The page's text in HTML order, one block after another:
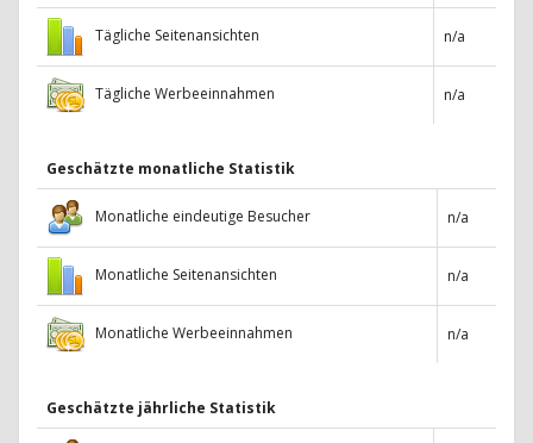
Tägliche Seitenansichten n/a
Tägliche Werbeeinnahmen n/a
Geschätzte monatliche Statistik
Monatliche eindeutige Besucher n/a
Monatliche Seitenansichten n/a
Monatliche Werbeeinnahmen n/a
Geschätzte jährliche Statistik